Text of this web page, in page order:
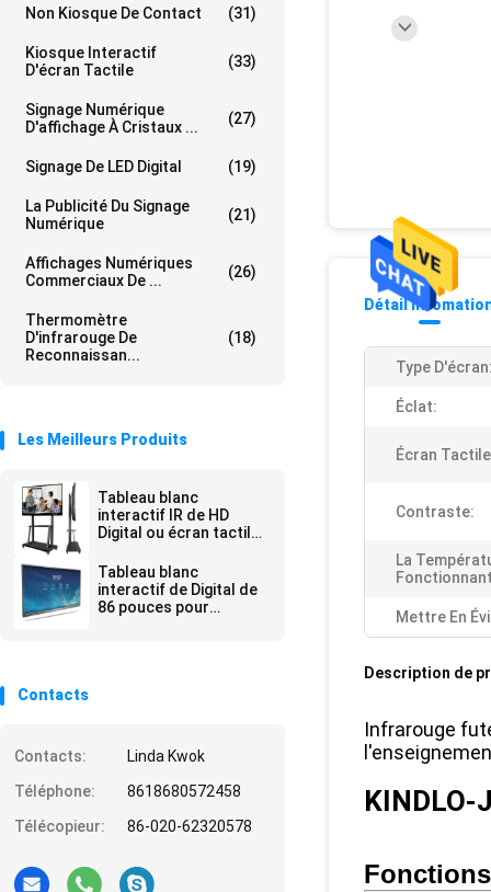
Non Kiosque De Contact (31)
Kiosque Interactif
D'écran Tactile
(33)
Signage Numérique
D'affichage À Cristaux ...
(27)
Signage De LED Digital (19)
La Publicité Du Signage
Numérique
(21)
Affichages Numériques
Commerciaux De ...
(26)
Thermomètre
D'infrarouge De
Reconnaissan...
(18)
Les Meilleurs Produits
Tableau blanc
interactif IR de HD
Digital ou écran tactile
Tableau blanc
interactif de Digital de
86 pouces pour
Contacts
Contacts:
Linda Kwok
Téléphone:
8618680572458
Télécopieur:
86-020-62320578
Détail
Type
Éclat:
Écran
Contraste:
La
Mettre En
Description de
Infrarouge
KINDLO-